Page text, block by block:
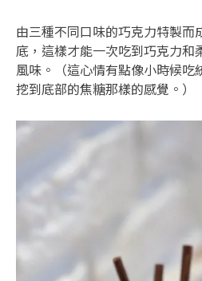
由三種不同口味的巧克力特製而
底，這樣才能一次吃到巧克力和
風味。（這心情有點像小時候吃
挖到底部的焦糖那樣的感覺。）